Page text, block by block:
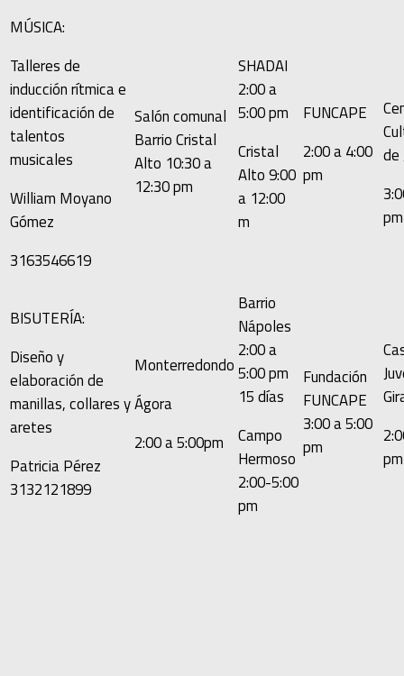
MÚSICA:
Talleres de
inducción rítmica e
identificación de
talentos
musicales
William Moyano
Gómez
3163546619
Salón comunal
Barrio Cristal
Alto 10:30 a
12:30 pm
SHADAI
2:00 a
5:00 pm
Cristal
Alto 9:00
a 12:00
m
FUNCAPE
2:00 a 4:00
pm
de
pm
BISUTERÍA:
Diseño y
elaboración de
manillas, collares y
aretes
Patricia Pérez
3132121899
Monterredondo
Ágora
2:00 a 5:00pm
Barrio
Nápoles
2:00 a
5:00 pm
15 días
Campo
Hermoso
2:00-5:00
pm
Fundación
FUNCAPE
3:00 a 5:00
pm
pm